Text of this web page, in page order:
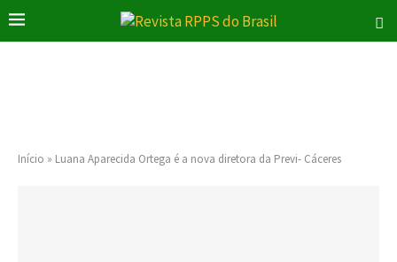
Início » Luana Aparecida Ortega é a nova diretora da Previ- Cáceres